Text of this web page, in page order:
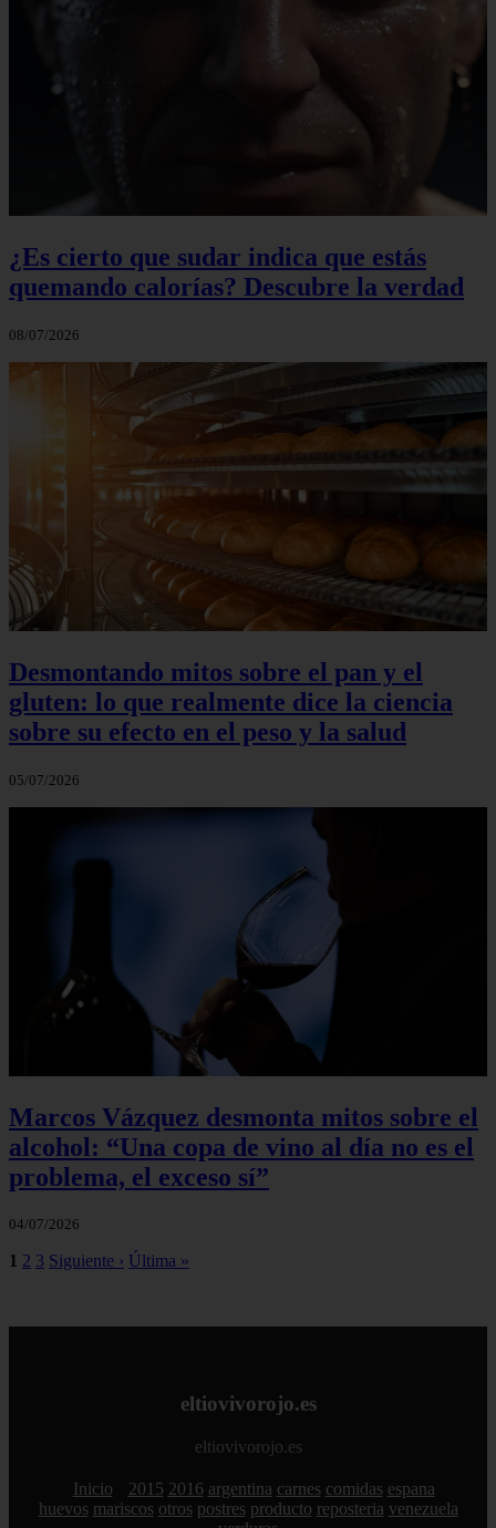
¿Es cierto que sudar indica que estás
quemando calorías? Descubre la verdad
08/07/2026
Desmontando mitos sobre el pan y el
gluten: lo que realmente dice la ciencia
sobre su efecto en el peso y la salud
05/07/2026
Marcos Vázquez desmonta mitos sobre el
alcohol: “Una copa de vino al día no es el
problema, el exceso sí”
04/07/2026
1 2 3 Siguiente › Última »
eltiovivorojo.es
eltiovivorojo.es
Inicio 2015 2016 argentina carnes comidas espana
huevos mariscos otros postres producto reposteria venezuela